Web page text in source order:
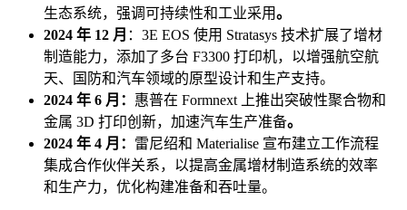
生态系统，强调可持续性和工业采用。
2024 年 12 月 ：3E EOS 使用 Stratasys 技术扩展了增材
制造能力，添加了多台 F3300 打印机，以增强航空航
天、国防和汽车领域的原型设计和生产支持。
2024 年 6 月： 惠普在 Formnext 上推出突破性聚合物和
金属 3D 打印创新，加速汽车生产准备。
2024 年 4 月： 雷尼绍和 Materialise 宣布建立工作流程
集成合作伙伴关系，以提高金属增材制造系统的效率
和生产力，优化构建准备和吞吐量。